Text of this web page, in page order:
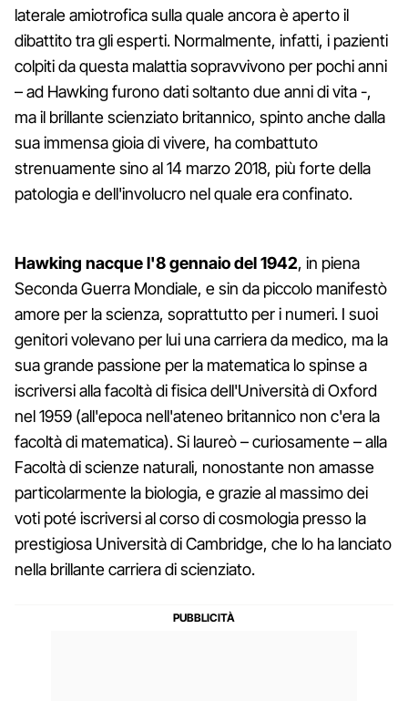
laterale amiotrofica sulla quale ancora è aperto il
dibattito tra gli esperti. Normalmente, infatti, i pazienti
colpiti da questa malattia sopravvivono per pochi anni
– ad Hawking furono dati soltanto due anni di vita -,
ma il brillante scienziato britannico, spinto anche dalla
sua immensa gioia di vivere, ha combattuto
strenuamente sino al 14 marzo 2018, più forte della
patologia e dell'involucro nel quale era confinato.
Hawking nacque l'8 gennaio del 1942, in piena
Seconda Guerra Mondiale, e sin da piccolo manifestò
amore per la scienza, soprattutto per i numeri. I suoi
genitori volevano per lui una carriera da medico, ma la
sua grande passione per la matematica lo spinse a
iscriversi alla facoltà di fisica dell'Università di Oxford
nel 1959 (all'epoca nell'ateneo britannico non c'era la
facoltà di matematica). Si laureò – curiosamente – alla
Facoltà di scienze naturali, nonostante non amasse
particolarmente la biologia, e grazie al massimo dei
voti poté iscriversi al corso di cosmologia presso la
prestigiosa Università di Cambridge, che lo ha lanciato
nella brillante carriera di scienziato.